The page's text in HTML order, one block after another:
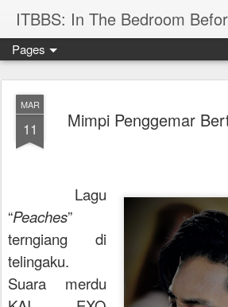
ITBBS: In The Bedroom
Pages
MAR
11 Mimpi Penggemar
Lagu
“Peaches”
terngiang di
telingaku.
Suara merdu